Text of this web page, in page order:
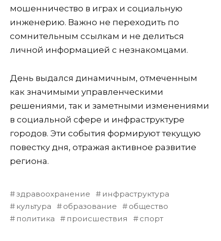
мошенничество в играх и социальную
инженерию. Важно не переходить по
сомнительным ссылкам и не делиться
личной информацией с незнакомцами.
День выдался динамичным, отмеченным
как значимыми управленческими
решениями, так и заметными изменениями
в социальной сфере и инфраструктуре
городов. Эти события формируют текущую
повестку дня, отражая активное развитие
региона.
здравоохранение
инфраструктура
культура
образование
общество
политика
происшествия спорт